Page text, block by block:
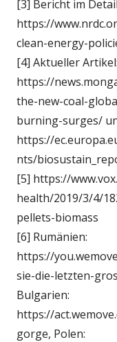
[3] Bericht im
https://
clean-energy-
[4] Aktueller Artikel:
https://
the-new-coal-
burning-surges/
https://
nts/
[5] https://
health/2019/3/4/
pellets-biomass
[6] Rumänien:
https://
sie-die-letzten-
Bulgarien:
https://
gorge, Polen: